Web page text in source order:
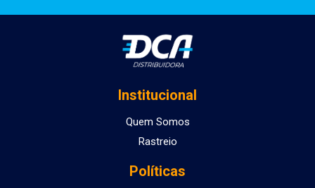
Institucional
Quem Somos
Rastreio
Políticas